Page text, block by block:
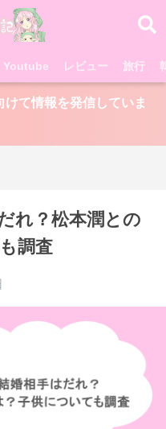
Youtube レビュー 旅行
て情報を発信していま
れ？松本潤との
調査